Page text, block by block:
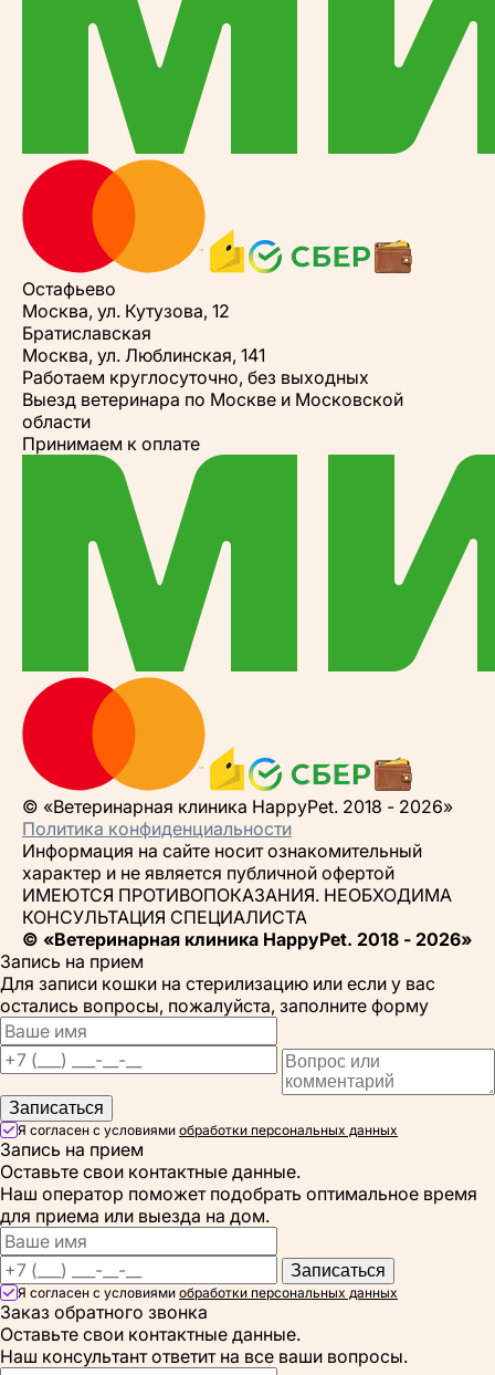
Остафьево
Москва, ул. Кутузова, 12
Братиславская
Москва, ул. Люблинская, 141
Работаем круглосуточно, без выходных
Выезд ветеринара по Москве и Московской
области
Принимаем к оплате
© «Ветеринарная клиника HappyPet. 2018 - 2026»
Политика конфиденциальности
Информация на сайте носит ознакомительный
характер и не является публичной офертой
ИМЕЮТСЯ ПРОТИВОПОКАЗАНИЯ. НЕОБХОДИМА
КОНСУЛЬТАЦИЯ СПЕЦИАЛИСТА
© «Ветеринарная клиника HappyPet. 2018 - 2026»
Запись на прием
Для записи кошки на стерилизацию или если у вас
остались вопросы, пожалуйста, заполните форму
Записаться
Я согласен с условиями обработки персональных данных
Запись на прием
Оставьте свои контактные данные.
Наш оператор поможет подобрать оптимальное время
для приема или выезда на дом.
Записаться
Я согласен с условиями обработки персональных данных
Заказ обратного звонка
Оставьте свои контактные данные.
Наш консультант ответит на все ваши вопросы.